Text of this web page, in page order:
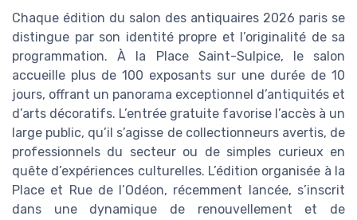
Chaque édition du salon des antiquaires 2026 paris se
distingue par son identité propre et l’originalité de sa
programmation. À la Place Saint-Sulpice, le salon
accueille plus de 100 exposants sur une durée de 10
jours, offrant un panorama exceptionnel d’antiquités et
d’arts décoratifs. L’entrée gratuite favorise l’accès à un
large public, qu’il s’agisse de collectionneurs avertis, de
professionnels du secteur ou de simples curieux en
quête d’expériences culturelles. L’édition organisée à la
Place et Rue de l’Odéon, récemment lancée, s’inscrit
dans une dynamique de renouvellement et de